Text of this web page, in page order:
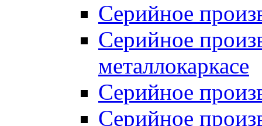
Серийное
Серийное
металлокаркасе
Серийное
Серийное